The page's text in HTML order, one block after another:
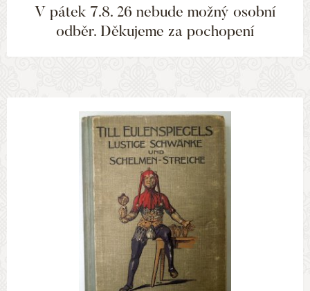
V pátek 7.8. 26 nebude možný osobní
odběr. Děkujeme za pochopení